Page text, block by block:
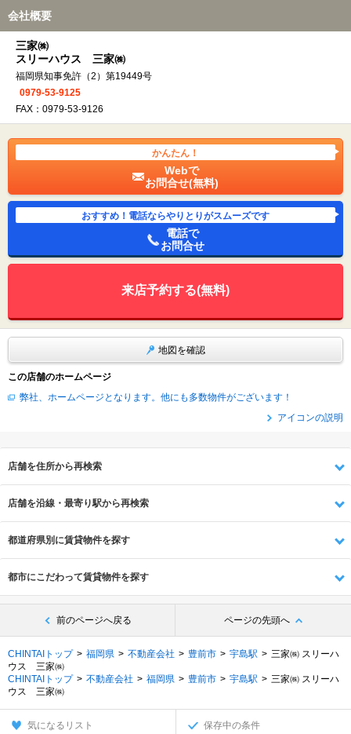
会社概要
三家㈱
スリーハウス 三家㈱
福岡県知事免許（2）第19449号
0979-53-9125
FAX：0979-53-9126
かんたん！
Webで
お問合せ(無料)
おすすめ！電話ならやりとりがスムーズです
電話で
お問合せ
来店予約する(無料)
地図を確認
この店舗のホームページ
弊社、ホームページとなります。他にも多数物件がございます！
アイコンの説明
店舗を住所から再検索
店舗を沿線・最寄り駅から再検索
都道府県別に賃貸物件を探す
都市にこだわって賃貸物件を探す
前のページへ戻る ページの先頭へ
CHINTAIトップ 福岡県 不動産会社 豊前市 宇島駅
三家㈱ スリーハ
ウス 三家㈱
CHINTAIトップ
不動産会社 福岡県 豊前市 宇島駅
三家㈱ スリーハ
ウス 三家㈱
気になるリスト 保存中の条件